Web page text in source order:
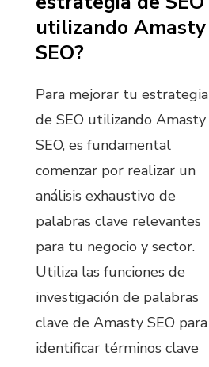
utilizando Amasty
SEO?
Para mejorar tu estrategia
de SEO utilizando Amasty
SEO, es fundamental
comenzar por realizar un
análisis exhaustivo de
palabras clave relevantes
para tu negocio y sector.
Utiliza las funciones de
investigación de palabras
clave de Amasty SEO para
identificar términos clave